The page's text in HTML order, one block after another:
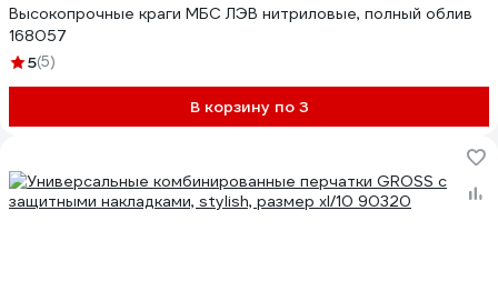
Высокопрочные краги МБС ЛЭВ нитриловые, полный облив
168057
5(5)
В корзину по 3